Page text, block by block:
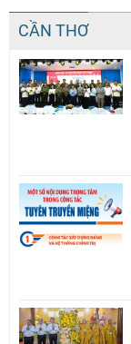
CẦN THƠ